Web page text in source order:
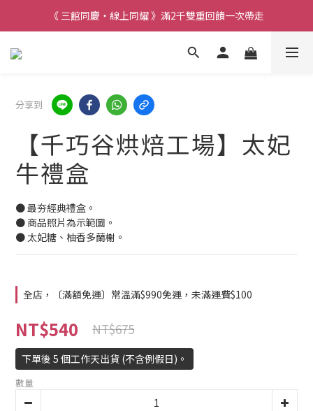
《 三館同慶・線上同耀 》滿2千雙重回饋一次帶走
分享到
【千巧谷烘焙工場】太妃
牛禮盒
● 最夯經典禮盒。
● 商品照片為示範圖。
● 太妃糖、柚香多蘭榭。
全店，〔滿額免運〕常溫滿$990免運，未滿運費$100
NT$540 NT$675
下單後 5 個工作天出貨 (不含例假日)。
數量